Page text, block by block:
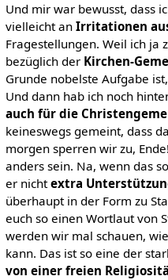
Und mir war bewusst, dass
vielleicht an Irritationen
Fragestellungen. Weil ich ja
bezüglich der Kirchen-
Grunde nobelste Aufgabe ist,
Und dann hab ich noch
auch für die
keineswegs gemeint, dass
morgen sperren wir zu, Ende!
anders sein. Na, wenn das
er nichtextra
überhaupt in der Form zu
euch so einen Wortlaut von
werden wir mal schauen,
kann. Das ist so eine der
von einer freien